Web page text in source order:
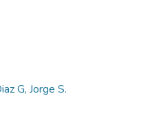
G, Jorge S.